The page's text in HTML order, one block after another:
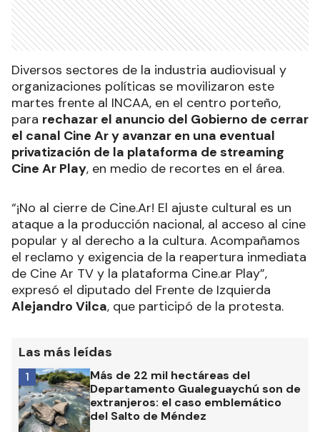
Diversos sectores de la industria audiovisual y
organizaciones políticas se movilizaron este
martes frente al INCAA, en el centro porteño,
para rechazar el anuncio del Gobierno de cerrar
el canal Cine Ar y avanzar en una eventual
privatización de la plataforma de streaming
Cine Ar Play, en medio de recortes en el área.
“¡No al cierre de Cine.Ar! El ajuste cultural es un
ataque a la producción nacional, al acceso al cine
popular y al derecho a la cultura. Acompañamos
el reclamo y exigencia de la reapertura inmediata
de Cine Ar TV y la plataforma Cine.ar Play”,
expresó el diputado del Frente de Izquierda
Alejandro Vilca, que participó de la protesta.
Las más leídas
Más de 22 mil hectáreas del
Departamento Gualeguaychú son de
extranjeros: el caso emblemático
del Salto de Méndez
1